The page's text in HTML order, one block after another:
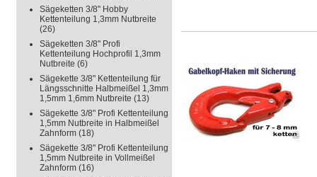
Sägeketten 3/8" Hobby
Kettenteilung 1,3mm Nutbreite
(26)
Sägeketten 3/8" Profi
Kettenteilung Hochprofil 1,3mm
Nutbreite (6)
Sägekette 3/8" Kettenteilung für
Längsschnitte Halbmeißel 1,3mm
1,5mm 1,6mm Nutbreite (13)
Sägekette 3/8" Profi Kettenteilung
1,5mm Nutbreite in Halbmeißel
Zahnform (18)
Sägekette 3/8" Profi Kettenteilung
1,5mm Nutbreite in Vollmeißel
Zahnform (16)